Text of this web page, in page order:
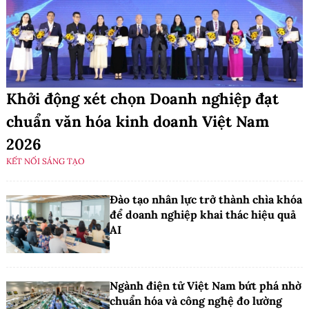
Khởi động xét chọn Doanh nghiệp đạt
chuẩn văn hóa kinh doanh Việt Nam
2026
KẾT NỐI SÁNG TẠO
Đào tạo nhân lực trở thành chìa khóa
để doanh nghiệp khai thác hiệu quả
AI
Ngành điện tử Việt Nam bứt phá nhờ
chuẩn hóa và công nghệ đo lường